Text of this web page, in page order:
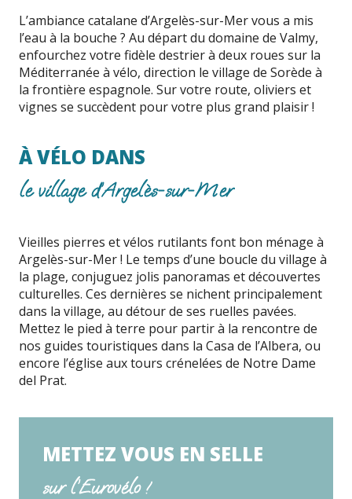
L’ambiance catalane d’Argelès-sur-Mer vous a mis
l’eau à la bouche ? Au départ du domaine de Valmy,
enfourchez votre fidèle destrier à deux roues sur la
Méditerranée à vélo, direction le village de Sorède à
la frontière espagnole. Sur votre route, oliviers et
vignes se succèdent pour votre plus grand plaisir !
À VÉLO DANS
le village d’Argelès-sur-Mer
Vieilles pierres et vélos rutilants font bon ménage à
Argelès-sur-Mer ! Le temps d’une boucle du village à
la plage, conjuguez jolis panoramas et découvertes
culturelles. Ces dernières se nichent principalement
dans la village, au détour de ses ruelles pavées.
Mettez le pied à terre pour partir à la rencontre de
nos guides touristiques dans la Casa de l’Albera, ou
encore l’église aux tours crénelées de Notre Dame
del Prat.
METTEZ VOUS EN SELLE
sur l’Eurovélo !